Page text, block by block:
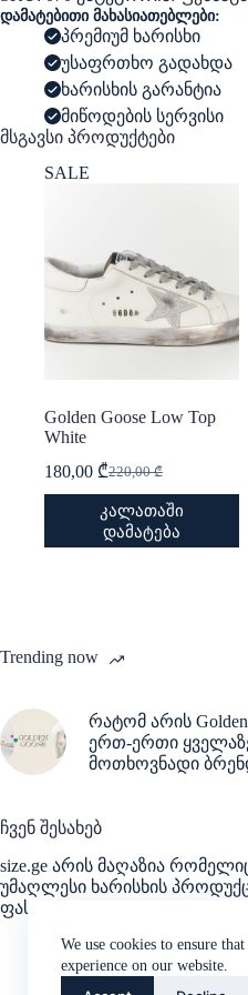
We use cookies to ensure
experience on our website.
დამატებითი მახასიათებლები:
პრემიუმ ხარისხი
უსაფრთხო გადახდა
ხარისხის გარანტია
მიწოდების სერვისი
მსგავსი პროდუქტები
SALE
Golden Goose Low Top
White
220,00₾
Original
price
was:
220,00 ₾.
180,00 ₾Current
price
is:
180,00 ₾.
კალათაში
დამატება
be
the
product
page
Trending now
რატომ არის Golden
ერთ-ერთი
მოთხოვნადი
ჩვენ შესახებ
size.ge არის მაღაზია
უმაღლესი ხარისხის
ფასად.